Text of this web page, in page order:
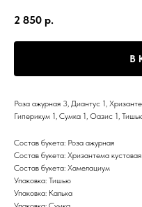
2 850 р.
В
Роза ажурная 3, Диантус 1,
Гиперикум 1, Сумка 1, Оазис 1,
Состав букета: Роза ажурная
Состав букета: Хризантема кустовая
Состав букета: Хамелациум
Упаковка: Тишью
Упаковка: Калька